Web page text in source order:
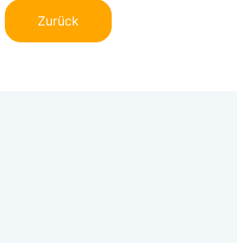
Zurück